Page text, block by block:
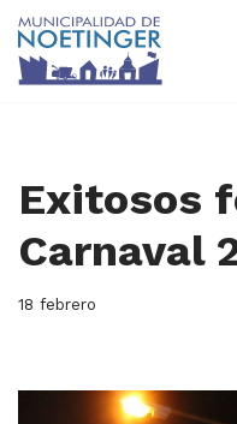
Saltar
Exitosos
Carnaval
18 febrero